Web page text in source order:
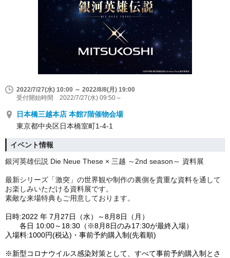
2022/7/27(水) 10:00 ～ 2022/8/8(月) 19:00
受付開始時間 2022/7/27(水) 09:50～
日本橋三越本店 本館7階催物会場
東京都中央区日本橋室町1-4-1
イベント情報
銀河英雄伝説 Die Neue These × 三越 ～2nd season～ 資料展
最新シリーズ「激突」の世界観や制作の裏側を貴重な資料を通して
お楽しみいただける資料展です。
素敵な来場特典もご用意しております。
日時:2022 年 7月27日（水）～8月8日（月）
各日 10:00～18:30（※8月8日のみ17:30が最終入場）
入場料:1000円(税込)・事前予約購入制(先着順)
※新型コロナウイルス感染対策として、すべて事前予約購入制とさ